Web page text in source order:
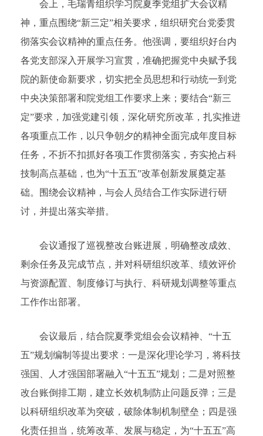
会上，毛瑞青组织学习院夏季党组扩大会议精
神，重点围绕“新三定”相关要求，组织研究台党委贯
彻落实会议精神的重点任务。他强调，要组织好台内
各党支部深入开展学习宣贯，准确把握党中央赋予我
院的新使命新要求，切实把全员思想和行动统一到党
中央决策部署和院党组工作要求上来；要结合“新三
定”要求，加强党建引领，深化研究所改革，扎实推进
各项重点工作，以只争朝夕的精神全面完成年度目标
任务，不折不扣抓好各项工作贯彻落实，夯实抢占科
技制高点基础，也为“十五五”改革创新发展奠定基
础。围绕会议精神，与会人员结合工作实际进行研
讨，并提出落实举措。
会议通报了巡视整改台账进展，明确整改成效、
剩余任务及完成节点，并对科研组织改革、绩效评价
与资源配置、制度修订与执行、科研规划调整等重点
工作作出部署。
会议最后，结合院夏季党组会会议精神、“十五
五”规划编制等提出要求：一是深化理论学习，将科技
强国、人才强国部署融入“十五五”规划；二是对照整
改台账倒排工期，建立长效机制防止问题反弹；三是
以科研组织改革为突破，破除体制机制壁垒；四是强
化责任担当，统筹改革、发展与稳定，为“十五五”高